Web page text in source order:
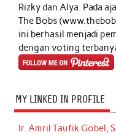
Rizky dan Alya. Pada
The Bobs
ini berhasil menjadi
dengan voting
MY LINKED IN PROFILE
Ir. Amril Taufik Gobel,